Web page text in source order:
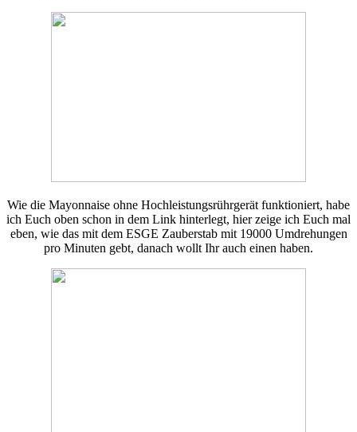
Wie die Mayonnaise ohne Hochleistungsrührgerät funktioniert, habe
ich Euch oben schon in dem Link hinterlegt, hier zeige ich Euch mal
eben, wie das mit dem ESGE Zauberstab mit 19000 Umdrehungen
pro Minuten gebt, danach wollt Ihr auch einen haben.